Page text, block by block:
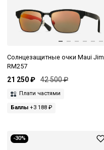
Солнцезащитные очки Maui Jim
RM257
21 250 ₽ 42 500 ₽
Плати частями
Баллы +3 188 ₽
-30%